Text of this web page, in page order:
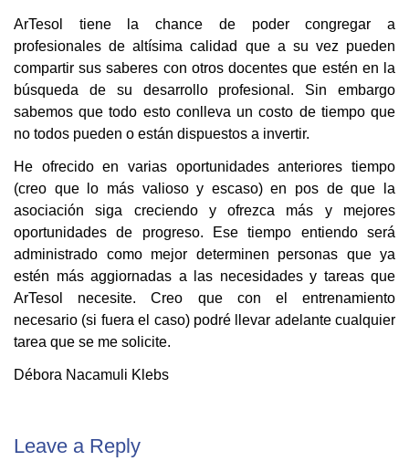
ArTesol tiene la chance de poder congregar a
profesionales de altísima calidad que a su vez pueden
compartir sus saberes con otros docentes que estén en la
búsqueda de su desarrollo profesional. Sin embargo
sabemos que todo esto conlleva un costo de tiempo que
no todos pueden o están dispuestos a invertir.
He ofrecido en varias oportunidades anteriores tiempo
(creo que lo más valioso y escaso) en pos de que la
asociación siga creciendo y ofrezca más y mejores
oportunidades de progreso. Ese tiempo entiendo será
administrado como mejor determinen personas que ya
estén más aggiornadas a las necesidades y tareas que
ArTesol necesite. Creo que con el entrenamiento
necesario (si fuera el caso) podré llevar adelante cualquier
tarea que se me solicite.
Débora Nacamuli Klebs
Leave a Reply